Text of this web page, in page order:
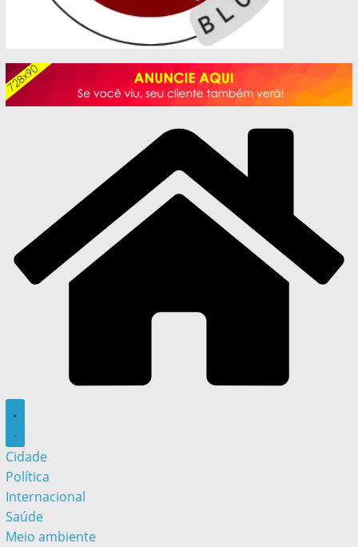
Cidade
Política
Internacional
Saúde
Meio ambiente